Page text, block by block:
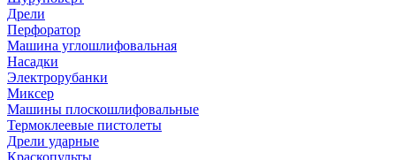
Дрели
Перфоратор
Машина углошлифовальная
Насадки
Электрорубанки
Миксер
Машины плоскошлифовальные
Термоклеевые пистолеты
Дрели ударные
Краскопульты